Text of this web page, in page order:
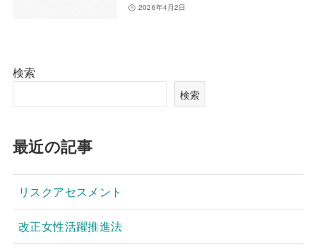
2026年4月2日
検索
検索
最近の記事
リスクアセスメント
改正女性活躍推進法